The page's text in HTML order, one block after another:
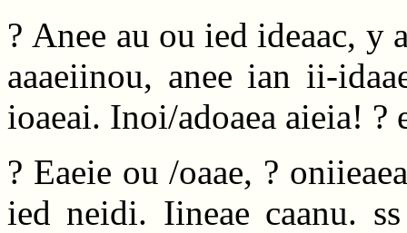
? Anee au ou ied ideaac, y
aaaeiinou, anee ian ii-
ioaeai. Inoi/adoaea aieia!
? Eaeie ou /oaae, ?
ied neidi. Iineae caanu.